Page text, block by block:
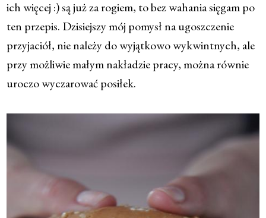
ich więcej :) są już za rogiem, to bez wahania sięgam po
ten przepis. Dzisiejszy mój pomysł na ugoszczenie
przyjaciół, nie należy do wyjątkowo wykwintnych, ale
przy możliwie małym nakładzie pracy, można równie
uroczo wyczarować posiłek.